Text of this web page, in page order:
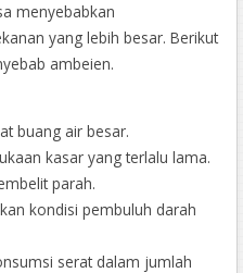
menyebabkan
yang lebih besar. Berikut
ambeien.
buang air besar.
kasar yang terlalu lama.
parah.
kondisi pembuluh darah
serat dalam jumlah